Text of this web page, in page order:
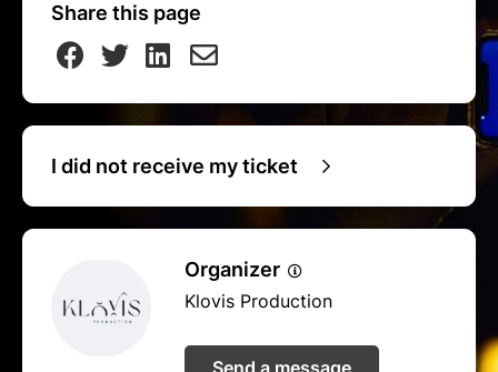
Share this page
I did not receive my ticket
Organizer
Klovis Production